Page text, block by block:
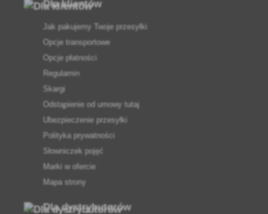
Dla klientów
Jak pakujemy Twoje przesyłki
Opcje transportowe
Opcje płatności
Regulamin
Skargi
Odstąpienie od umowy tutaj
Ubezpieczenie przesyłki
Polityka prywatności
Słowniczek pojęć
Marki w ofercie
Mapa strony
Dla dystrybutorów